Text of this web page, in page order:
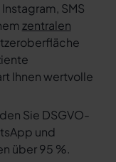
SMS
zentralen
Ihnen wertvolle
Sie DSGVO-
und
über 95 %.